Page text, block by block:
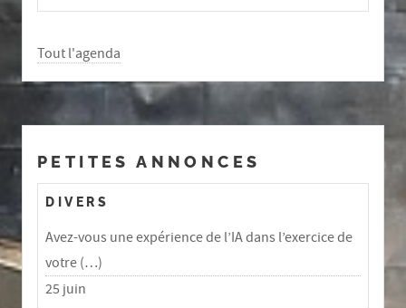
Tout l'agenda
PETITES ANNONCES
DIVERS
Avez-vous une expérience de l’IA dans l’exercice de
votre (…)
25 juin